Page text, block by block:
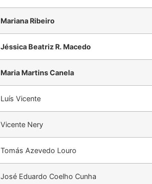
Mariana Ribeiro
Jéssica Beatriz R. Macedo
Maria Martins Canela
Luís Vicente
Vicente Nery
Tomás Azevedo Louro
José Eduardo Coelho Cunha